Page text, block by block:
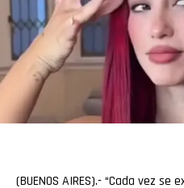
(BUENOS AIRES).- “Cada vez